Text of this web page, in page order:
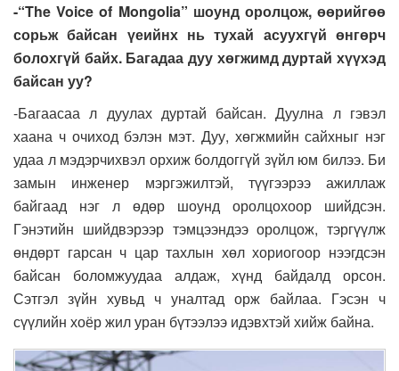
-“TheVoice of Mongolia” шоунд оролцож, өөрийгөө
сорьж байсан үеийнх нь тухай асуухгүй өнгөрч
болохгүй байх. Багадаа дуу хөгжимд дуртай хүүхэд
байсан уу?
-Багаасаа л дуулах дуртай байсан. Дуулна л гэвэл
хаана ч очиход бэлэн мэт. Дуу, хөгжмийн сайхныг нэг
удаа л мэдэрчихвэл орхиж болдоггүй зүйл юм билээ. Би
замын инженер мэргэжилтэй, түүгээрээ ажиллаж
байгаад нэг л өдөр шоунд оролцохоор шийдсэн.
Гэнэтийн шийдвэрээр тэмцээндээ оролцож, тэргүүлж
өндөрт гарсан ч цар тахлын хөл хориогоор нээгдсэн
байсан боломжуудаа алдаж, хүнд байдалд орсон.
Сэтгэл зүйн хувьд ч уналтад орж байлаа. Гэсэн ч
сүүлийн хоёр жил уран бүтээлээ идэвхтэй хийж байна.